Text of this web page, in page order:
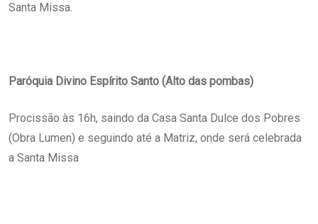
Santa Missa.
Paróquia Divino Espírito Santo (Alto das pombas)
Procissão às 16h, saindo da Casa Santa Dulce dos Pobres
(Obra Lumen) e seguindo até a Matriz, onde será celebrada
a Santa Missa